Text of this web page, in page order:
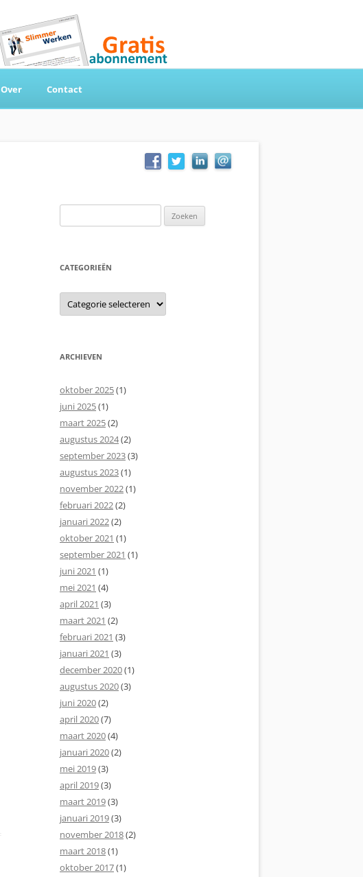
Over Contact
naar:
CATEGORIEËN
Categorieën
ARCHIEVEN
oktober 2025(1)
juni 2025(1)
maart 2025(2)
augustus 2024(2)
september 2023(3)
augustus 2023(1)
november 2022(1)
februari 2022(2)
januari 2022(2)
oktober 2021 (1)
september 2021 (1)
juni 2021 (1)
mei 2021 (4)
april 2021 (3)
maart 2021 (2)
februari 2021 (3)
januari 2021 (3)
december 2020(1)
augustus 2020(3)
juni 2020(2)
april 2020(7)
maart 2020(4)
januari 2020(2)
mei 2019(3)
april 2019(3)
maart 2019(3)
januari 2019(3)
november 2018(2)
maart 2018(1)
oktober 2017(1)